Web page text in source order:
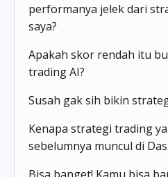
performanya jelek dari
saya?
Apakah skor rendah itu
trading AI?
Susah gak sih bikin
Kenapa strategi trading
sebelumnya muncul di